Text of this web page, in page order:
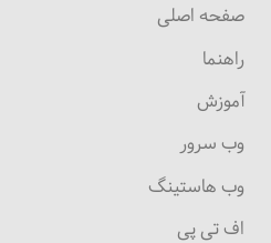
صفحه اصلی
راهنما
آموزش
وب سرور
وب هاستینگ
اف تی پی